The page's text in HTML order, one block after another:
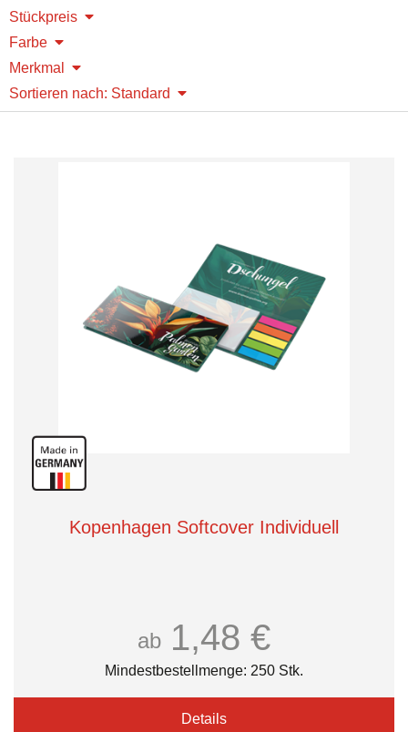
Stückpreis
Farbe
Merkmal
Sortieren nach: Standard
Kopenhagen Softcover Individuell
ab 1,48 €
Mindestbestellmenge: 250 Stk.
Details